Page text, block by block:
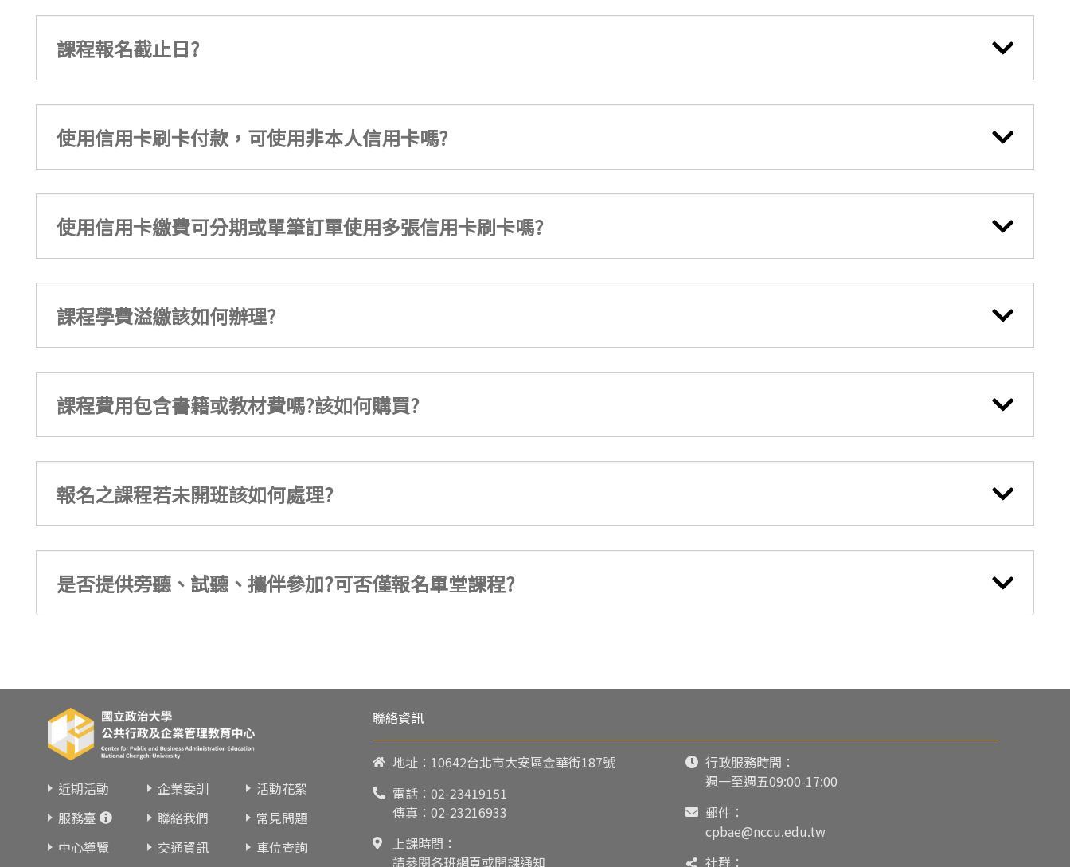
課程報名截止日?
使用信用卡刷卡付款，可使用非本人信用卡嗎?
使用信用卡繳費可分期或單筆訂單使用多張信用卡刷卡嗎?
課程學費溢繳該如何辦理?
課程費用包含書籍或教材費嗎?該如何購買?
報名之課程若未開班該如何處理?
是否提供旁聽、試聽、攜伴參加?可否僅報名單堂課程?
近期活動 企業委訓
活動花絮
服務臺
聯絡我們
常見問題
中心導覽
交通資訊
車位查詢
聯絡資訊
地址：10642台北市大安區金華街187號
電話： 02-23419151
傳真：02-23216933
上課時間：
請參閱各班網頁或開課通知
行政服務時間：
週一至週五09:00-17:00
郵件：
cpbae@nccu.edu.tw
社群：